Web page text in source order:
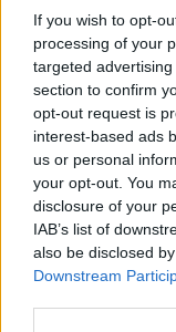
If you wish to opt-
processing of your
targeted
section to confirm
opt-out request is
interest-based ads
us or personal
your opt-out. You
disclosure of your
IAB’s list of
also be disclosed
Downstream
január 2024
december
november
september
august 2023
júl 2023